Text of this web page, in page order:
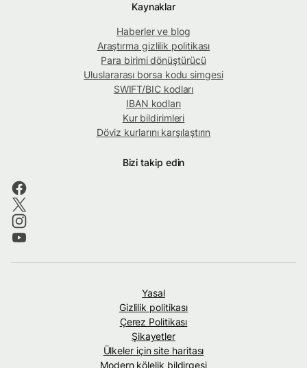
Kaynaklar
Haberler ve blog
Araştırma gizlilik politikası
Para birimi dönüştürücü
Uluslararası borsa kodu simgesi
SWIFT/BIC kodları
IBAN kodları
Kur bildirimleri
Döviz kurlarını karşılaştırın
Bizi takip edin
Yasal
Gizlilik politikası
Çerez Politikası
Şikayetler
Ülkeler için site haritası
Modern kölelik bildirgesi